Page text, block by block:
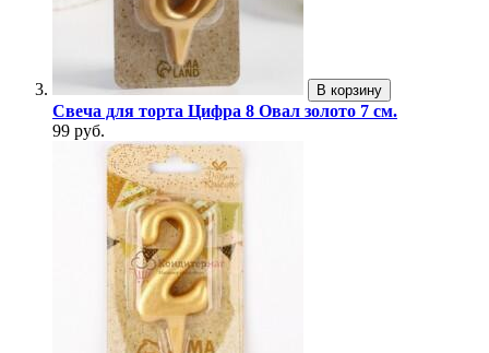
В корзину
Свеча для торта Цифра 8 Овал золото 7 см.
99 руб.